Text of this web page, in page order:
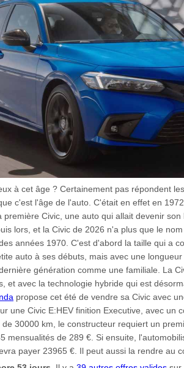
à cet âge ? Certainement pas répondent
c'est l'âge de l'auto. C'était en effet en
première Civic, une auto qui allait devenir son
lors, et la Civic de 2026 n'a plus que le
années 1970. C'est d'abord la taille qui a
auto à ses débuts, mais avec une
génération comme une familiale. La
et avec la technologie hybride qui est
propose cet été de vendre sa Civic avec
une Civic E:HEV finition Executive, avec un
30000 km, le constructeur requiert un
mensualités de 289 €. Si ensuite,
payer 23965 €. Il peut aussi la rendre au